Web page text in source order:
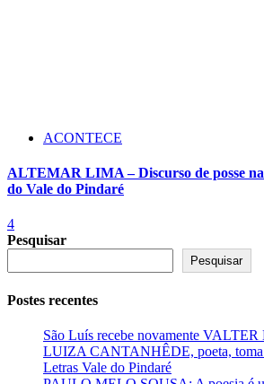
ACONTECE
ALTEMAR LIMA – Discurso de posse
do Vale do Pindaré
4
Pesquisar
Pesquisar
Postes recentes
São Luís recebe novamente
LUIZA CANTANHÊDE, poeta, toma
Letras Vale do Pindaré